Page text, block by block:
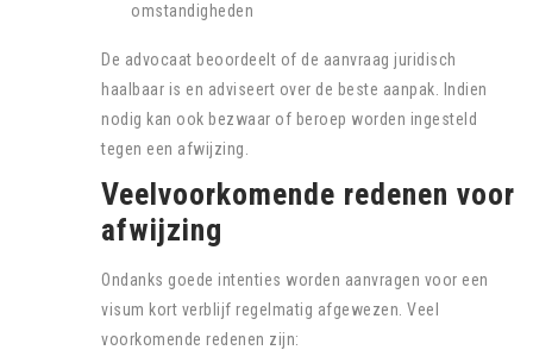
omstandigheden
De advocaat beoordeelt of de aanvraag juridisch
haalbaar is en adviseert over de beste aanpak. Indien
nodig kan ook bezwaar of beroep worden ingesteld
tegen een afwijzing.
Veelvoorkomende redenen voor
afwijzing
Ondanks goede intenties worden aanvragen voor een
visum kort verblijf regelmatig afgewezen. Veel
voorkomende redenen zijn: